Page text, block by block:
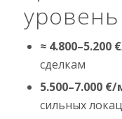
уровень
≈ 4.800–5.200
сделкам
5.500–7.000 €/
сильных